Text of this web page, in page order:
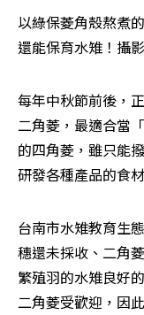
以綠保菱角殼熬煮
還能保育水雉！攝
每年中秋節前後，
二角菱，最適合當
的四角菱，雖只能
研發各種產品的食
台南市水雉教育生
穗還未採收、二角
繁殖羽的水雉良好
二角菱受歡迎，因